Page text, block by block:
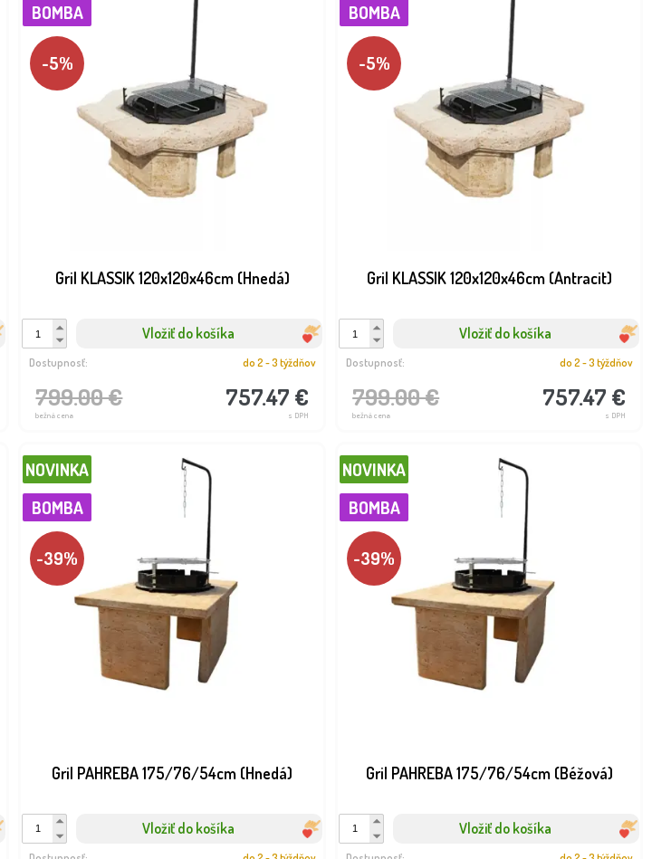
Gril KLASSIK 120x120x46cm (Hnedá)
BOMBA
-5%
Vložiť do košíka
799.00 €
bežná cena
757.47 €
s DPH
Dostupnosť: do 2 - 3 týždňov
Gril KLASSIK 120x120x46cm (Antracit)
BOMBA
-5%
Vložiť do košíka
799.00 €
bežná cena
757.47 €
s DPH
Dostupnosť: do 2 - 3 týždňov
Gril PAHREBA 175/76/54cm (Hnedá)
NOVINKA
BOMBA
-39%
Vložiť do košíka
Gril PAHREBA 175/76/54cm (Béžová)
NOVINKA
BOMBA
-39%
Vložiť do košíka